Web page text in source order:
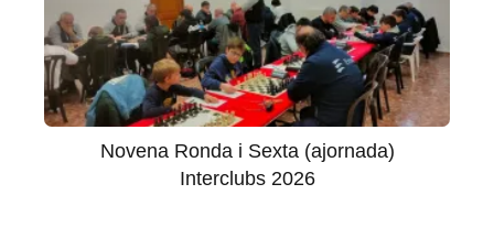
Novena Ronda i Sexta (ajornada)
Interclubs 2026